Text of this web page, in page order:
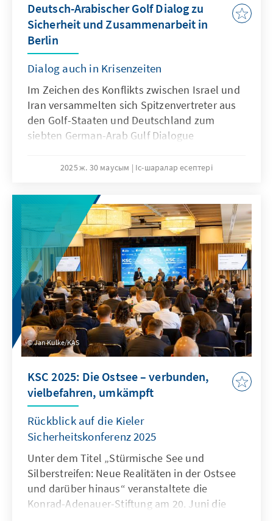
Deutsch-Arabischer Golf Dialog zu
Sicherheit und Zusammenarbeit in
Berlin
Dialog auch in Krisenzeiten
Im Zeichen des Konflikts zwischen Israel und
Iran versammelten sich Spitzenvertreter aus
den Golf-Staaten und Deutschland zum
siebten German-Arab Gulf Dialogue
die Konferenz die Bewältigung aktueller
Europa in den Blick nahm, so wurden ebenso
Chancen und Potenziale für eine engere
Zusammenarbeit deutlich: Gerade in
Krisenzeiten braucht es eine stärkere
Kooperation zwischen Deutschland und den
Golf-Staaten.
2025 ж. 30 маусым Іс-шаралар есептері
Jan Kulke/KAS
KSC 2025: Die Ostsee – verbunden,
vielbefahren, umkämpft
Rückblick auf die Kieler
Sicherheitskonferenz 2025
Unter dem Titel „Stürmische See und
Silberstreifen: Neue Realitäten in der Ostsee
und darüber hinaus“ veranstaltete die
Konrad-Adenauer-Stiftung am 20. Juni die